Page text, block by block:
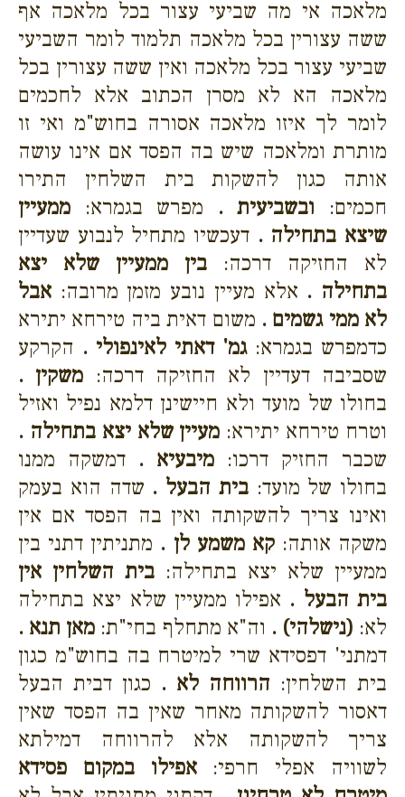
מלאכה אי מה שביעי עצור בכל מלאכה אף
ששה עצורין בכל מלאכה תלמוד לומר השביעי
שביעי עצור בכל מלאכה ואין ששה עצורין בכל
מלאכה הא לא מסרן הכתוב אלא לחכמים
לומר לך איזו מלאכה אסורה בחוש"מ ואי זו
מותרת ומלאכה שיש בה הפסד אם אינו עושה
אותה כגון להשקות בית השלחין התירו
חכמים: ובשביעית . מפרש בגמרא: ממעיין
שיצא בתחילה . דעכשיו מתחיל לנבוע שעדיין
לא החזיקה דרכה: בין ממעיין שלא יצא
בתחילה . אלא מעיין נובע מזמן מרובה: אבל
לא ממי גשמים . משום דאית ביה טירחא יתירא
כדמפרש בגמרא:גמ' דאתי לאינפולי . הקרקע
שסביבה דעדיין לא החזיקה דרכה: משקין .
בחולו של מועד ולא חיישינן דלמא נפיל ואזיל
וטרח טירחא יתירא: מעיין שלא יצא בתחילה .
שכבר החזיק דרכו: מיבעיא . דמשקה ממנו
בחולו של מועד:בית הבעל . שדה הוא בעמק
ואינו צריך להשקותה ואין בה הפסד אם אין
משקה אותה:קא משמע לן . מתניתין דתני בין
ממעיין שלא יצא בתחילה: בית השלחין אין
בית הבעל . אפילו ממעיין שלא יצא בתחילה
לא: (נישלהי) . וה"א מתחלף בחי"ת: מאן תנא .
דמתני' דפסידא שרי למיטרח בה בחוש"מ כגון
בית השלחין: הרווחה לא . כגון דבית הבעל
דאסור להשקותה מאחר שאין בה הפסד שאין
צריך להשקותה אלא להרווחה דמילתא
לשוויה אפלי חרפי:אפילו במקום פסידא